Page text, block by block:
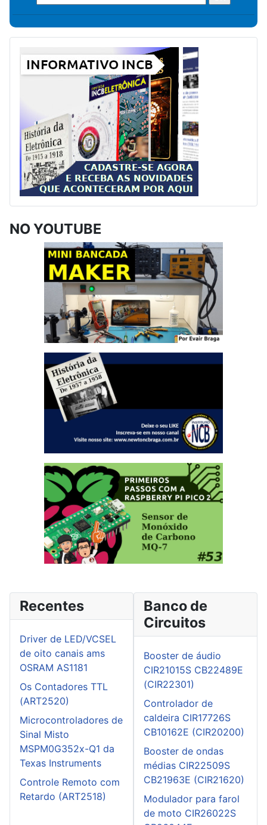
NO YOUTUBE
Recentes
Driver de LED/VCSEL
de oito canais ams
OSRAM AS1181
Os Contadores TTL
(ART2520)
Microcontroladores de
Sinal Misto
MSPM0G352x-Q1 da
Texas Instruments
Controle Remoto com
Retardo (ART2518)
Banco de
Circuitos
Booster de áudio
CIR21015S CB22489E
(CIR22301)
Controlador de
caldeira CIR17726S
CB10162E (CIR20200)
Booster de ondas
médias CIR22509S
CB21963E (CIR21620)
Modulador para farol
de moto CIR26022S